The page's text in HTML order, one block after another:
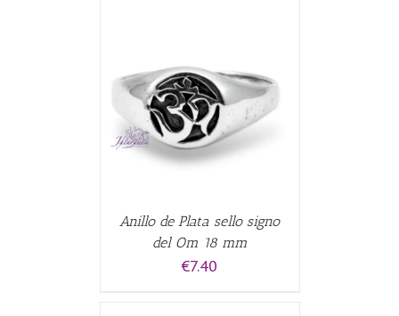
Anillo de Plata sello signo
del Om 18 mm
€7.40